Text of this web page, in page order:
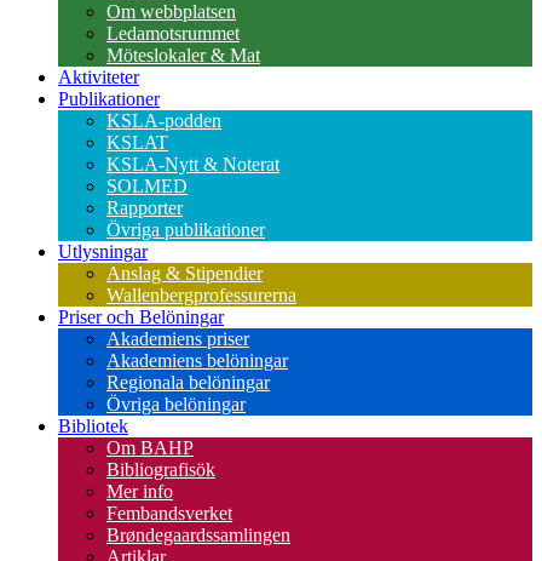
Om webbplatsen
Ledamotsrummet
Möteslokaler & Mat
Aktiviteter
Publikationer
KSLA-podden
KSLAT
KSLA-Nytt & Noterat
SOLMED
Rapporter
Övriga publikationer
Utlysningar
Anslag & Stipendier
Wallenbergprofessurerna
Priser och Belöningar
Akademiens priser
Akademiens belöningar
Regionala belöningar
Övriga belöningar
Bibliotek
Om BAHP
Bibliografisök
Mer info
Fembandsverket
Brøndegaardssamlingen
Artiklar